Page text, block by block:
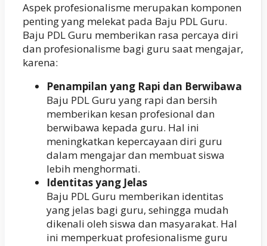
Aspek profesionalisme merupakan komponen
penting yang melekat pada Baju PDL Guru.
Baju PDL Guru memberikan rasa percaya diri
dan profesionalisme bagi guru saat mengajar,
karena:
Penampilan yang Rapi dan Berwibawa
Baju PDL Guru yang rapi dan bersih
memberikan kesan profesional dan
berwibawa kepada guru. Hal ini
meningkatkan kepercayaan diri guru
dalam mengajar dan membuat siswa
lebih menghormati.
Identitas yang Jelas
Baju PDL Guru memberikan identitas
yang jelas bagi guru, sehingga mudah
dikenali oleh siswa dan masyarakat. Hal
ini memperkuat profesionalisme guru